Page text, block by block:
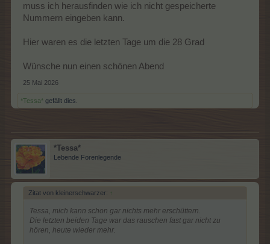
muss ich herausfinden wie ich nicht gespeicherte
Nummern eingeben kann.
Hier waren es die letzten Tage um die 28 Grad
Wünsche nun einen schönen Abend
25 Mai 2026
*Tessa* gefällt dies.
*Tessa*
Lebende Forenlegende
Zitat von kleinerschwarzer: ↑
Tessa, mich kann schon gar nichts mehr erschüttern.
Die letzten beiden Tage war das rauschen fast gar nicht zu
hören, heute wieder mehr.